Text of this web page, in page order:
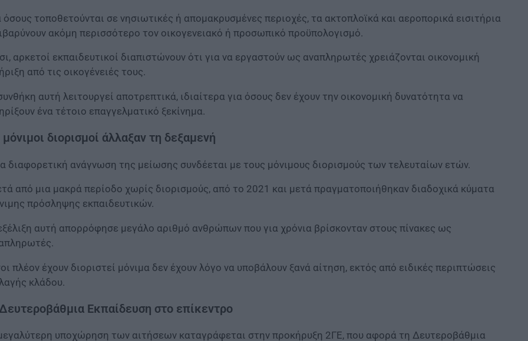
όσους τοποθετούνται σε νησιωτικές ή απομακρυσμένες περιοχές, τα ακτοπλοϊκά και αεροπορικά εισιτήρια
ακόμη περισσότερο τον οικογενειακό ή προσωπικό προϋπολογισμό.
αρκετοί εκπαιδευτικοί διαπιστώνουν ότι για να εργαστούν ως αναπληρωτές χρειάζονται οικονομική
από τις οικογένειές τους.
αυτή λειτουργεί αποτρεπτικά, ιδιαίτερα για όσους δεν έχουν την οικονομική δυνατότητα να
ένα τέτοιο επαγγελματικό ξεκίνημα.
μόνιμοι διορισμοί άλλαξαν τη δεξαμενή
διαφορετική ανάγνωση της μείωσης συνδέεται με τους μόνιμους διορισμούς των τελευταίων ετών.
από μια μακρά περίοδο χωρίς διορισμούς, από το 2021 και μετά πραγματοποιήθηκαν διαδοχικά κύματα
πρόσληψης εκπαιδευτικών.
αυτή απορρόφησε μεγάλο αριθμό ανθρώπων που για χρόνια βρίσκονταν στους πίνακες ως
πλέον έχουν διοριστεί μόνιμα δεν έχουν λόγο να υποβάλουν ξανά αίτηση, εκτός από ειδικές περιπτώσεις
κλάδου.
Εκπαίδευση στο επίκεντρο
υποχώρηση των αιτήσεων καταγράφεται στην προκήρυξη 2ΓΕ, που αφορά τη Δευτεροβάθμια